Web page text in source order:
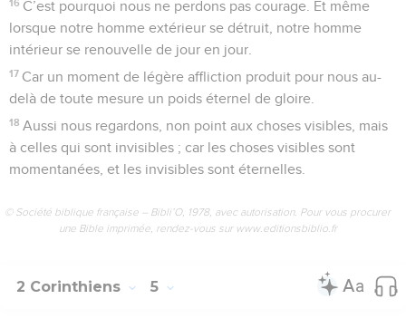
16 C’est pourquoi nous ne perdons pas courage. Et même
lorsque notre homme extérieur se détruit, notre homme
intérieur se renouvelle de jour en jour.
17 Car un moment de légère affliction produit pour nous au-
delà de toute mesure un poids éternel de gloire.
18 Aussi nous regardons, non point aux choses visibles, mais
à celles qui sont invisibles ; car les choses visibles sont
momentanées, et les invisibles sont éternelles.
© Société biblique française – Bibli’O, 1978, avec autorisation. Pour vous procurer
une Bible imprimée, rendez-vous sur www.editionsbiblio.fr
2 Corinthiens 5